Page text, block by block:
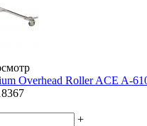
Overhead Roller ACE A-
+